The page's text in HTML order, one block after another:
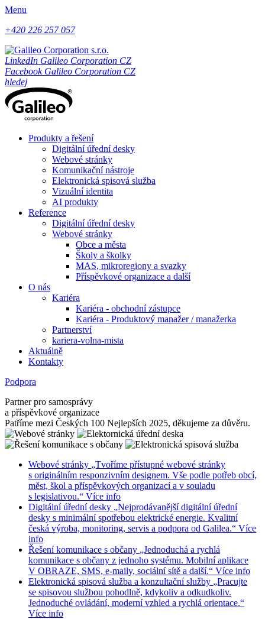
Menu
+420 226 257 057
LinkedIn Galileo Corporation CZ
Facebook Galileo Corporation CZ
hledej
Produkty a řešení
Digitální úřední desky
Webové stránky
Komunikační nástroje
Elektronická spisová služba
Vizuální identita
AI produkty
Reference
Digitální úřední desky
Webové stránky
Obce a města
Školy a školky
MAS, mikroregiony a svazky
Příspěvkové organizace a další
O nás
Kariéra
Kariéra - obchodní zástupce
Kariéra - Produktový manažer / manažerka
Partnerství
kariera-volna-mista
Aktuálně
Kontakty
Podpora
Partner pro samosprávy
a příspěvkové organizace
Patříme mezi Českých 100 Nejlepších 2025, děkujeme za důvěru.
Webové stránky „Tvoříme přístupné webové stránky
s originálním responzivním designem. Vše podle potřeb obcí,
měst, škol a příspěvkových organizací a v souladu
s legislativou.“ Více info
Digitální úřední desky „Nejprodávanější digitální úřední
desky s minimální spotřebou elektrické energie. Kvalitní
česká výroba, monitoring, servis a podpora od Galilea.“ Více
info
Řešení komunikace s občany „Jednoduchá a rychlá
komunikace s občany z jednoho systému. Mobilní aplikace
V OBRAZE, SMS, e-maily, sociální sítě a další.“ Více info
Elektronická spisová služba a konzultační služby „Pracujte
se spisovou službou pohodlně, kdykoliv a odkudkoliv.
Jednoduché ovládání, moderní vzhled a rychlá orientace.“
Více info